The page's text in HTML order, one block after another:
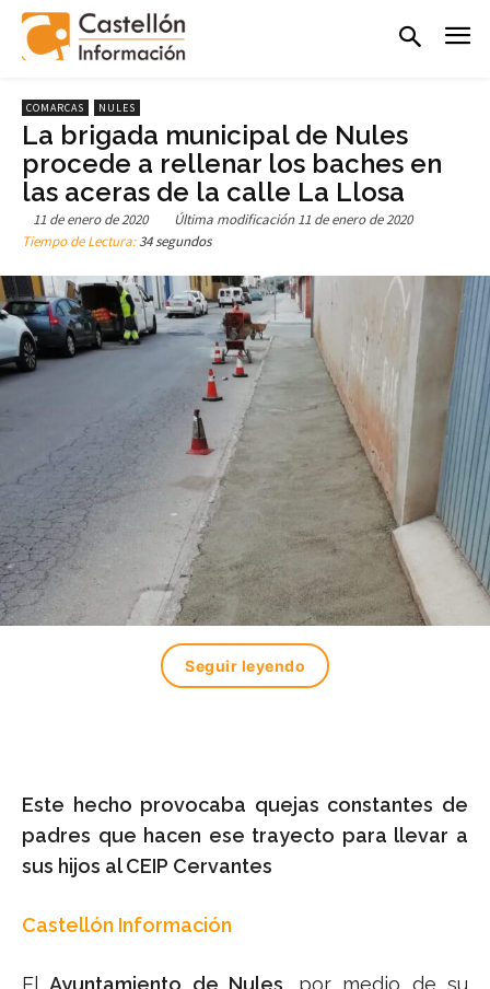
COMARCAS NULES
La brigada municipal de Nules
procede a rellenar los baches en
las aceras de la calle La Llosa
11 de enero de 2020 Última modificación 11 de enero de 2020
Tiempo de Lectura:34 segundos
Seguir leyendo
Este hecho provocaba quejas constantes de
padres que hacen ese trayecto para llevar a
sus hijos al CEIP Cervantes
Castellón Información
ElAyuntamiento de Nules, por medio de su